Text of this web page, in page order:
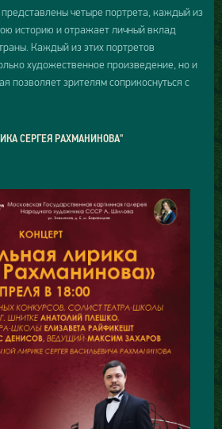
четыре портрета, каждый из
историю и отражает личный вклад
Каждый из этих портретов
художественное произведение, но и
позволяет зрителям соприкоснуться с
СЕРГЕЯ РАХМАНИНОВА"